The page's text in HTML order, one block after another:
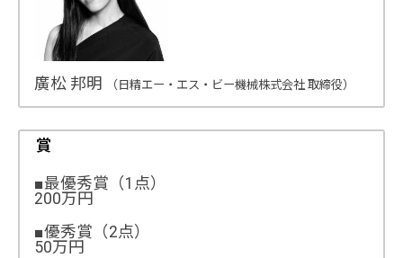
廣松 邦明 （日精エー・エス・ビー機械株式会社 取締役）
賞
■最優秀賞（1点）
200万円
■優秀賞（2点）
50万円